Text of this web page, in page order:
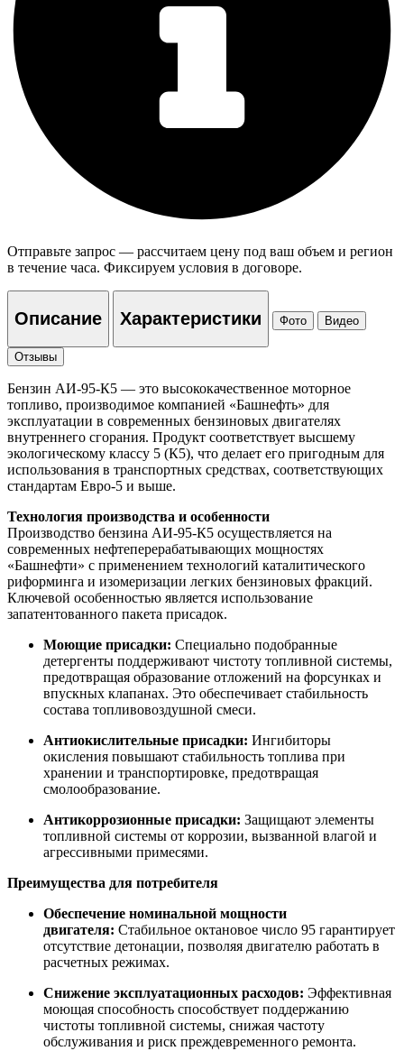
Отправьте запрос — рассчитаем цену под ваш объем и регион
в течение часа. Фиксируем условия в договоре.
Описание Характеристики Фото Видео
Отзывы
Бензин АИ-95-К5 — это высококачественное моторное
топливо, производимое компанией «Башнефть» для
эксплуатации в современных бензиновых двигателях
внутреннего сгорания. Продукт соответствует высшему
экологическому классу 5 (К5), что делает его пригодным для
использования в транспортных средствах, соответствующих
стандартам Евро-5 и выше.
Технология производства и особенности
Производство бензина АИ-95-К5 осуществляется на
современных нефтеперерабатывающих мощностях
«Башнефти» с применением технологий каталитического
риформинга и изомеризации легких бензиновых фракций.
Ключевой особенностью является использование
запатентованного пакета присадок.
Моющие присадки: Специально подобранные
детергенты поддерживают чистоту топливной системы,
предотвращая образование отложений на форсунках и
впускных клапанах. Это обеспечивает стабильность
состава топливовоздушной смеси.
Антиокислительные присадки: Ингибиторы
окисления повышают стабильность топлива при
хранении и транспортировке, предотвращая
смолообразование.
Антикоррозионные присадки: Защищают элементы
топливной системы от коррозии, вызванной влагой и
агрессивными примесями.
Преимущества для потребителя
Обеспечение номинальной мощности
двигателя: Стабильное октановое число 95 гарантирует
отсутствие детонации, позволяя двигателю работать в
расчетных режимах.
Снижение эксплуатационных расходов: Эффективная
моющая способность способствует поддержанию
чистоты топливной системы, снижая частоту
обслуживания и риск преждевременного ремонта.